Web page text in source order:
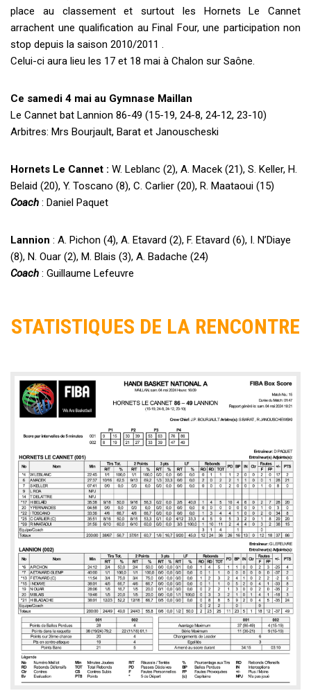
place au classement et surtout les Hornets Le Cannet
arrachent une qualification au Final Four, une participation non
stop depuis la saison 2010/2011 .
Celui-ci aura lieu les 17 et 18 mai à Chalon sur Saône.
Ce samedi 4 mai au Gymnase Maillan
Le Cannet bat Lannion 86-49 (15-19, 24-8, 24-12, 23-10)
Arbitres: Mrs Bourjault, Barat et Janouscheski
Hornets Le Cannet : W. Leblanc (2), A. Macek (21), S. Keller, H.
Belaid (20), Y. Toscano (8), C. Carlier (20), R. Maataoui (15)
Coach : Daniel Paquet
Lannion : A. Pichon (4), A. Etavard (2), F. Etavard (6), I. N’Diaye
(8), N. Ouar (2), M. Blais (3), A. Badache (24)
Coach : Guillaume Lefeuvre
STATISTIQUES DE LA RENCONTRE